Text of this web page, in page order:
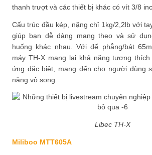
thanh trượt và các thiết bị khác có vít 3/8
Cấu trúc đầu kép, nặng chỉ 1kg/2,2lb với
giúp bạn dễ dàng mang theo và sử
huống khác nhau. Với đế phẳng/bát
máy TH-X mang lại khả năng tương
ứng đặc biệt, mang đến cho người dùng
năng vô song.
Libec TH-X
Miliboo MTT605A